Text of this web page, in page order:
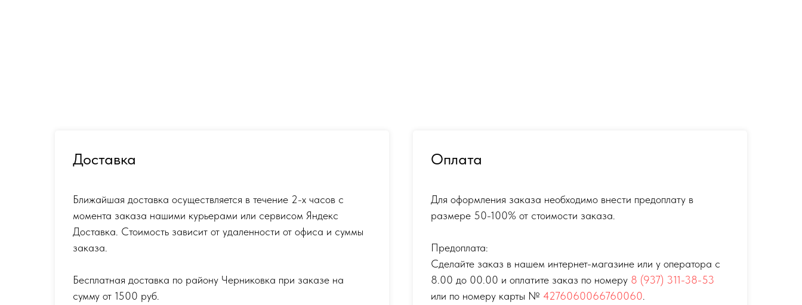
Доставка
Ближайшая доставка осуществляется в течение 2-х часов с
момента заказа нашими курьерами или сервисом Яндекс
Доставка. Стоимость зависит от удаленности от офиса и суммы
заказа.
Бесплатная доставка по району Черниковка при заказе на
сумму от 1500 руб.
Оплата
Для оформления заказа необходимо внести предоплату в
размере 50-100% от стоимости заказа.
Предоплата:
Сделайте заказ в нашем интернет-магазине или у оператора с
8.00 до 00.00 и оплатите заказ по номеру 8 (937) 311-38-53
или по номеру карты № 4276060066760060